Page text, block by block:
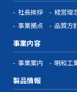
社長挨拶 経営理
事業拠点
品質方
事業内容
事業案内 明和工
製品情報